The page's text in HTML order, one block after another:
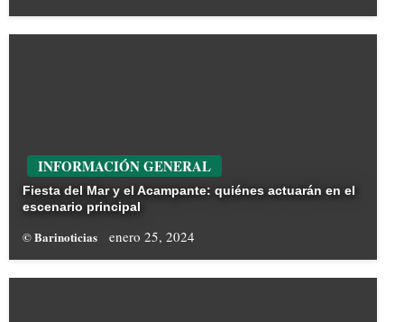
INFORMACIÓN GENERAL
Fiesta del Mar y el Acampante: quiénes actuarán en el
escenario principal
© Barinoticias enero 25, 2024